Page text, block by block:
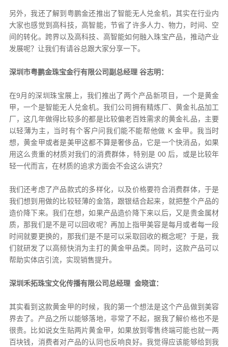
另外，我还了解到粤鹏金还推出了智能无人兑金机，其实在行业内
大家也感觉到高科技，高智能，节省了许多人力、物力，时间、空
间的转化。跨界以及高科技、高智能如何融入珠宝产品，推动产业
发展呢？让我们有请谷总跟大家分享一下。
深圳市粤鹏金珠宝金行有限公司副总经理 谷志明：
在9月的深圳珠宝展上，我们推出了两个产品新项目，一个是黄金
甲，一个是智能无人兑金机。我们公司拥有精炼厂、黄金礼品加工
厂，这几年做得比较多的都是比较偏老百姓需求的黄金礼品，主要
以轻薄为主，当时有个客户问我们能不能帮他做 K 金甲。我当时
想，黄金甲或者是美甲这都不算是奢侈品，它是一个快消品，如果
用这么贵重的材质对我们的消费群体，特别是 00 后，或是比较年
轻一代而言，在材质的追求方面会不会这么讲究？
我们还考虑了产品款式的多样化，以及价格要符合消费群体，于是
我们想到用做的比较轻薄的金箔，跟银结合起来，就把整个产品的
造价降下来。我们在想，如果产品造价降下来以后，又是贵金属材
质，那我们是不是可以回收呢？再加上指甲美容是每月或者每一段
时间就要更换的，那我们是不是可以采取回收的概念呢？于是，我
们就研发了以高频快消为主打的黄金甲品类。同时，这款产品可以
帮助实体店引流，实现销售提升。
深圳禾拓珠宝文化传播有限公司总经理 金晓谊：
其实看到这款黄金甲的时候，我的第一个想法是这个产品做到美容
界去了。产品之所以能够落地，非常了不起，据我了解价格也不是
很贵。比如说女生贴两片黄金甲，如果放到零售终端可能也就一两
百块钱，消费者对产品的认同也反响良好。我觉得应该能够给到我